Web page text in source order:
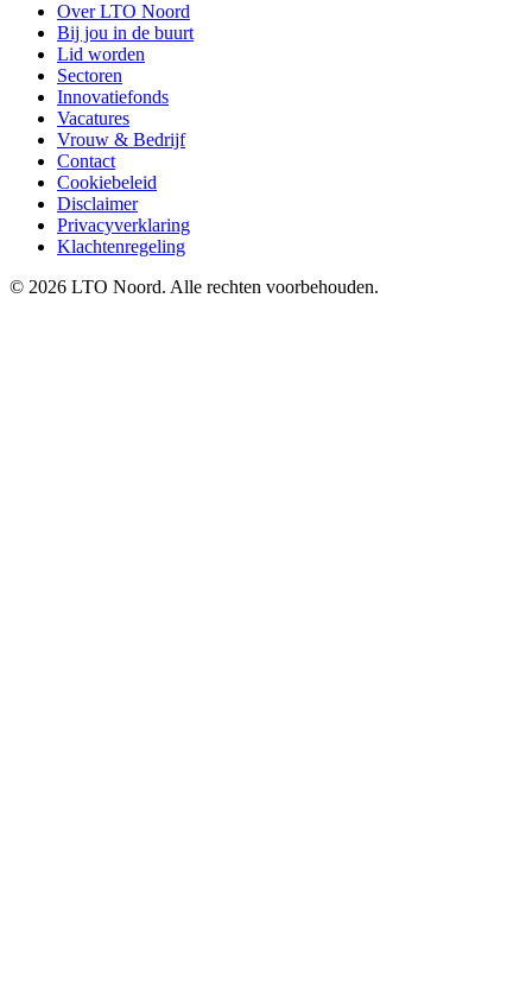
Over LTO Noord
Bij jou in de buurt
Lid worden
Sectoren
Innovatiefonds
Vacatures
Vrouw & Bedrijf
Contact
Cookiebeleid
Disclaimer
Privacyverklaring
Klachtenregeling
© 2026 LTO Noord. Alle rechten voorbehouden.